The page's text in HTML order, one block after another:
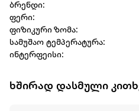
ბრენდი:
ფერი:
ფიზიკური ზომა:
სამუშაო ტემპერატურა:
ინტერფეისი:
ხშირად დასმული